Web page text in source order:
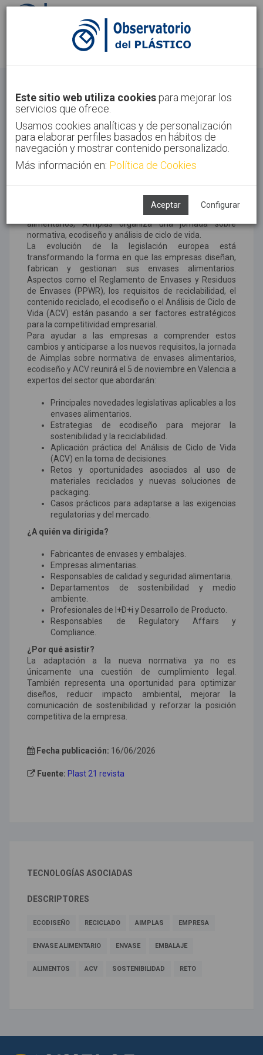
Identifícate Regístrate
Inicio Noticias
Este sitio web utiliza cookies para mejorar los
servicios que ofrece.
Usamos cookies analíticas y de personalización
para elaborar perfiles basados en hábitos de
navegación y mostrar contenido personalizado.
Más información en: Política de Cookies
Aceptar Configurar
Aimplas organiza una jornada
sobre normativa de envases
alimentarios, ecodiseño y ACV
Ante las nuevas exigencias para los envases
alimentarios, Aimplas organiza una jornada sobre
normativa, ecodiseño y análisis de ciclo de vida.
La evolución de la legislación europea está
transformando la forma en que las empresas diseñan,
fabrican y gestionan sus envases alimentarios.
Aspectos como el Reglamento de Envases y Residuos
de Envases (PPWR), los requisitos de reciclabilidad, el
contenido reciclado, el ecodiseño o el Análisis de Ciclo de
Vida (ACV) están pasando a ser factores estratégicos
para la competitividad empresarial.
Para ayudar a las empresas a comprender estos
cambios y anticiparse a los nuevos requisitos, la jornada
de Aimplas sobre normativa de envases alimentarios,
ecodiseño y ACV reunirá el 5 de noviembre en Valencia a
expertos del sector que abordarán:
Principales novedades legislativas aplicables a los
envases alimentarios.
Estrategias de ecodiseño para mejorar la
sostenibilidad y la reciclabilidad.
Aplicación práctica del Análisis de Ciclo de Vida
(ACV) en la toma de decisiones.
Retos y oportunidades asociados al uso de
materiales reciclados y nuevas soluciones de
packaging.
Casos prácticos para adaptarse a las exigencias
regulatorias y del mercado.
¿A quién va dirigida?
Fabricantes de envases y embalajes.
Empresas alimentarias.
Responsables de calidad y seguridad alimentaria.
Departamentos de sostenibilidad y medio
ambiente.
Profesionales de I+D+i y Desarrollo de Producto.
Responsables de Regulatory Affairs y
Compliance.
¿Por qué asistir?
La adaptación a la nueva normativa ya no es
únicamente una cuestión de cumplimiento legal.
También representa una oportunidad para optimizar
diseños, reducir impacto ambiental, mejorar la
comunicación de sostenibilidad y reforzar la posición
competitiva de la empresa.
Fecha publicación: 16/06/2026
Fuente: Plast 21 revista
TECNOLOGÍAS ASOCIADAS
DESCRIPTORES
ECODISEÑO RECICLADO AIMPLAS EMPRESA
ENVASE ALIMENTARIO ENVASE EMBALAJE
ALIMENTOS ACV SOSTENIBILIDAD RETO